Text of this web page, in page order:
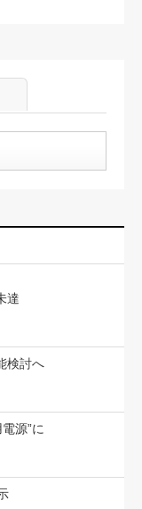
達
検討へ
源”に